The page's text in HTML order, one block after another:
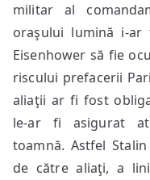
militar al
oraşului lumină i-
Eisenhower să fie
riscului prefacerii
aliaţii ar fi fost
le-ar fi asigurat
toamnă. Astfel
de către aliaţi, a